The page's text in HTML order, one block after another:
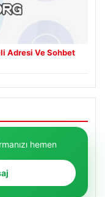
Adresi Ve Sohbet
hemen